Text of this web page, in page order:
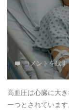
副
腎
腫
瘍
つ
症
候
群
（
高
コメントを残す
高血圧は心臓に大
一つとされていま